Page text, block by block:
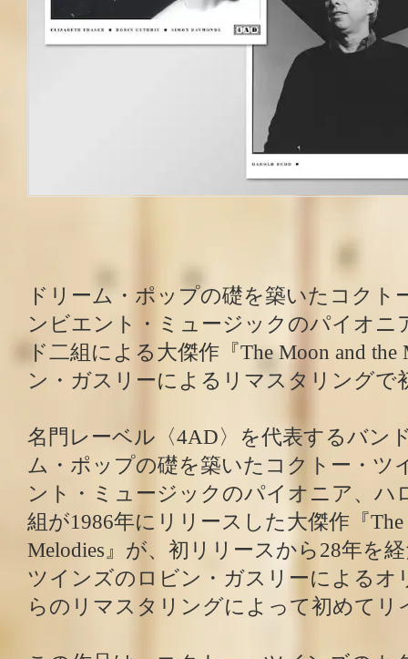
ドリーム・ポップの礎を築いたコクト
ンビエント・ミュージックのパイオニ
ド二組による大傑作『The Moon and
ン・ガスリーによるリマスタリングで
名門レーベル〈4AD〉を代表するバン
ム・ポップの礎を築いたコクトー・ツ
ント・ミュージックのパイオニア、ハ
組が1986年にリリースした大傑作『The
Melodies』が、初リリースから28年を
ツインズのロビン・ガスリーによるオ
らのリマスタリングによって初めてリ